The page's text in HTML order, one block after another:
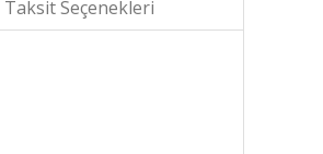
Taksit Seçenekleri